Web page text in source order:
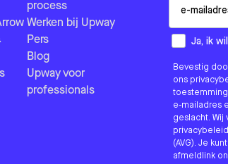
process
Werken bij Upway
Pers
Blog
Upway voor
professionals
HowJa, ik
Bevestig
ons
e-mailadres
geslacht.
(AVG). Je
afmeldlink